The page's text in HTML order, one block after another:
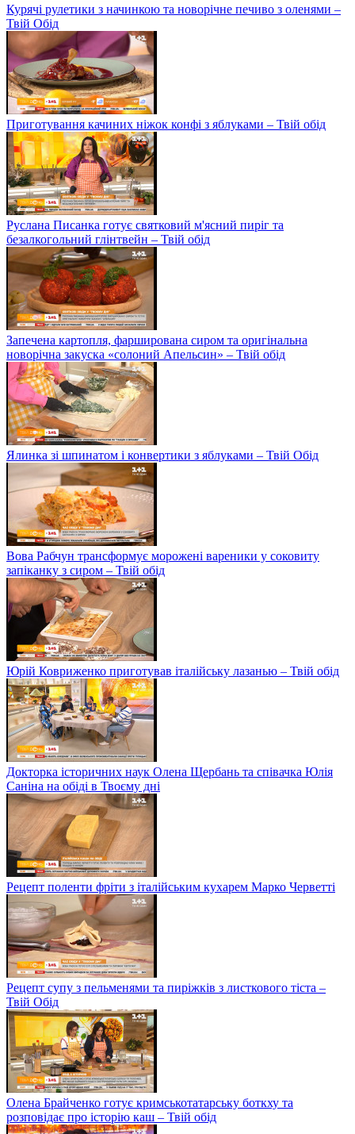
Курячі рулетики з начинкою та новорічне печиво з оленями –
Твій Обід
Приготування качиних ніжок конфі з яблуками – Твій обід
Руслана Писанка готує святковий м'ясний пиріг та
безалкогольний глінтвейн – Твій обід
Запечена картопля, фарширована сиром та оригінальна
новорічна закуска «солоний Апельсин» – Твій обід
Ялинка зі шпинатом і конвертики з яблуками – Твій Обід
Вова Рабчун трансформує морожені вареники у соковиту
запіканку з сиром – Твій обід
Юрій Ковриженко приготував італійську лазанью – Твій обід
Докторка історичних наук Олена Щербань та співачка Юлія
Саніна на обіді в Твоєму дні
Рецепт поленти фріти з італійським кухарем Марко Черветті
Рецепт супу з пельменями та пиріжків з листкового тіста –
Твій Обід
Олена Брайченко готує кримськотатарську боткху та
розповідає про історію каш – Твій обід